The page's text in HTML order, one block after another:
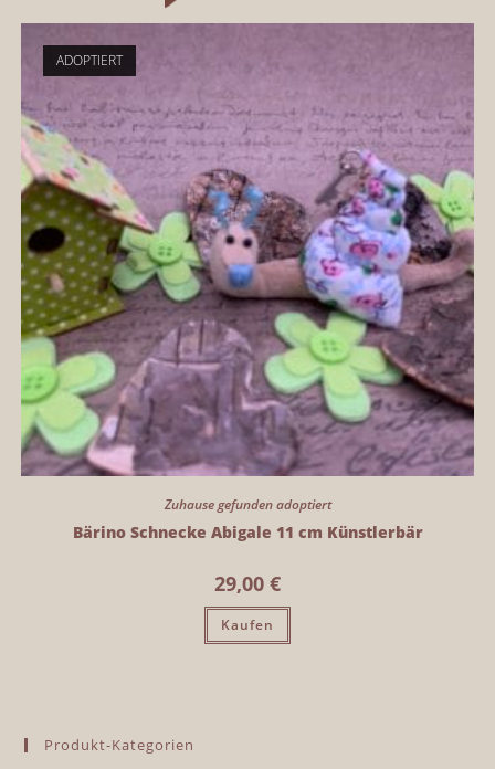
ADOPTIERT
Zuhause gefunden adoptiert
Bärino Schnecke Abigale 11 cm Künstlerbär
29,00 €
Kaufen
Produkt-Kategorien